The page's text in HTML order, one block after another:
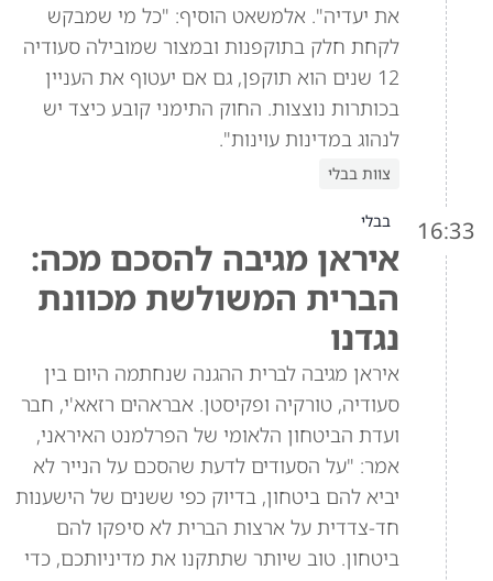
את יעדיה". אלמשאט הוסיף: "כל מי שמבקש
לקחת חלק בתוקפנות ובמצור שמובילה סעודיה
12 שנים הוא תוקפן, גם אם יעטוף את העניין
בכותרות נוצצות. החוק התימני קובע כיצד יש
לנהוג במדינות עוינות".
צוות בבלי
16:33 בבלי
איראן מגיבה להסכם מכה:
הברית המשולשת מכוונת
נגדנו
איראן מגיבה לברית ההגנה שנחתמה היום בין
סעודיה, טורקיה ופקיסטן. אבראהים רזאא'י, חבר
ועדת הביטחון הלאומי של הפרלמנט האיראני,
אמר: "על הסעודים לדעת שהסכם על הנייר לא
יביא להם ביטחון, בדיוק כפי ששנים של הישענות
חד-צדדית על ארצות הברית לא סיפקו להם
ביטחון. טוב שיותר שתתקנו את מדיניותכם, כדי